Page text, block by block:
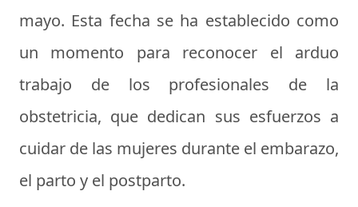
mayo. Esta fecha se ha establecido como
un momento para reconocer el arduo
trabajo de los profesionales de la
obstetricia, que dedican sus esfuerzos a
cuidar de las mujeres durante el embarazo,
el parto y el postparto.